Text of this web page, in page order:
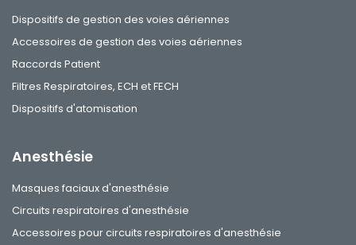
Dispositifs de gestion des voies aériennes
Accessoires de gestion des voies aériennes
Raccords Patient
Filtres Respiratoires, ECH et FECH
Dispositifs d'atomisation
Anesthésie
Masques faciaux d'anesthésie
Circuits respiratoires d'anesthésie
Accessoires pour circuits respiratoires d'anesthésie